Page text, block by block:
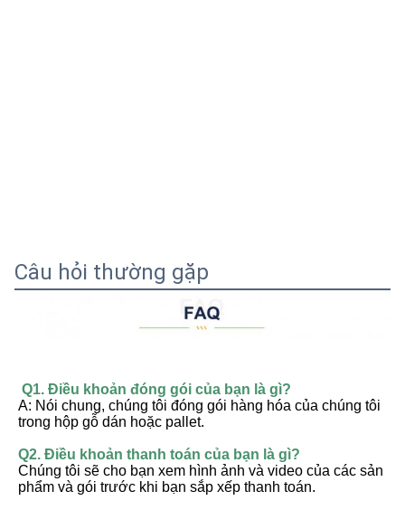
Câu hỏi thường gặp
Q1. Điều khoản đóng gói của bạn là gì?
A: Nói chung, chúng tôi đóng gói hàng hóa của chúng tôi
trong hộp gỗ dán hoặc pallet.
Q2. Điều khoản thanh toán của bạn là gì?
Chúng tôi sẽ cho bạn xem hình ảnh và video của các sản
phẩm và gói trước khi bạn sắp xếp thanh toán.